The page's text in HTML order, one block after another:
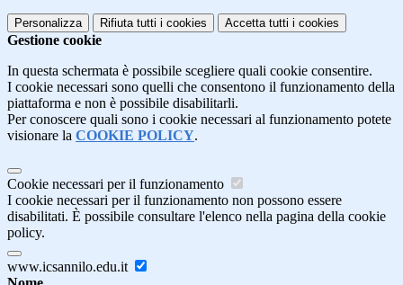
Personalizza Rifiuta tutti i cookies Accetta tutti i cookies
Gestione cookie
In questa schermata è possibile scegliere quali cookie consentire.
I cookie necessari sono quelli che consentono il funzionamento della
piattaforma e non è possibile disabilitarli.
Per conoscere quali sono i cookie necessari al funzionamento potete
visionare la COOKIE POLICY.
Cookie necessari per il funzionamento
I cookie necessari per il funzionamento non possono essere
disabilitati. È possibile consultare l'elenco nella pagina della cookie
policy.
www.icsannilo.edu.it